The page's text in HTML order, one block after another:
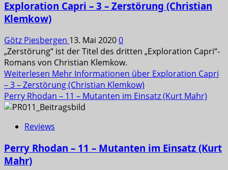
Exploration Capri – 3 – Zerstörung (Christian
Klemkow)
Götz Piesbergen 13. Mai 20200
„Zerstörung“ ist der Titel des dritten „Exploration Capri“-
Romans von Christian Klemkow.
Weiterlesen Mehr Informationen über Exploration Capri
– 3 – Zerstörung (Christian Klemkow)
Perry Rhodan – 11 – Mutanten im Einsatz (Kurt Mahr)
Reviews
Perry Rhodan – 11 – Mutanten im Einsatz (Kurt
Mahr)